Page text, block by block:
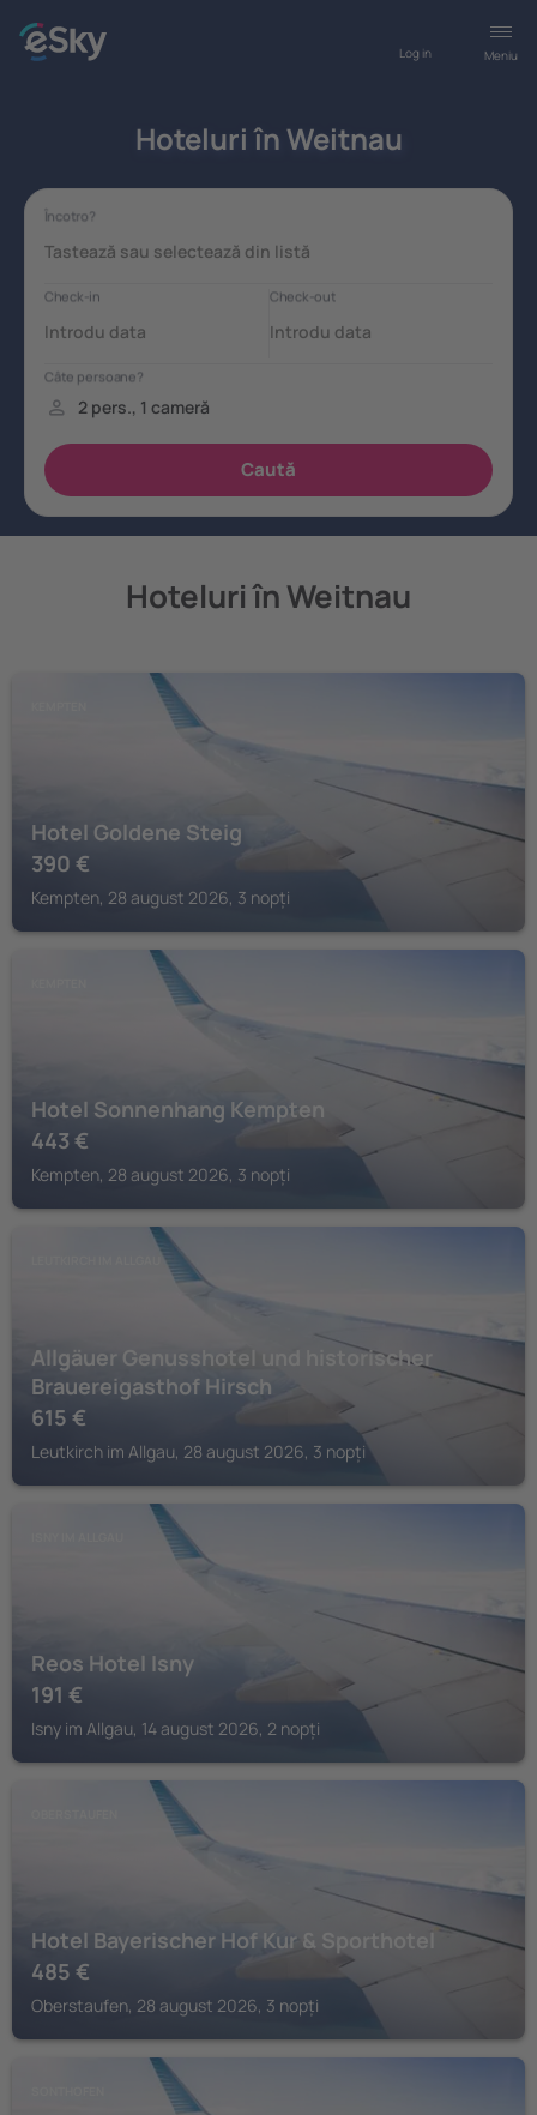
Meniu
Log in
Hoteluri în Weitnau
Hoteluri în Weitnau
Hotel Goldene Steig
390 €
Kempten, 28 august 2026, 3 nopți
Hotel Sonnenhang Kempten
443 €
Kempten, 28 august 2026, 3 nopți
Allgäuer Genusshotel und historischer
Brauereigasthof Hirsch
615 €
Leutkirch im Allgau, 28 august 2026, 3 nopți
Reos Hotel Isny
191 €
Isny im Allgau, 14 august 2026, 2 nopți
Hotel Bayerischer Hof Kur & Sporthotel
485 €
Oberstaufen, 28 august 2026, 3 nopți